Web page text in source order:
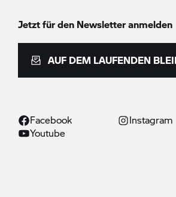
Jetzt für den Newsletter anmelden
AUF DEM LAUFENDEN
Facebook Instagram
Youtube